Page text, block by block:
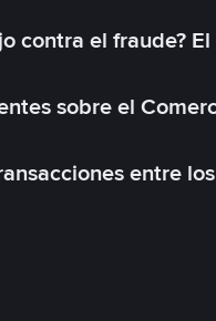
contra el fraude?
sobre el
entre